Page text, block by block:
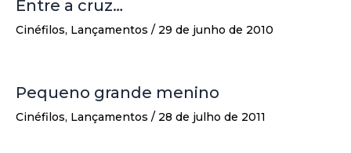
Entre a cruz…
Cinéfilos, Lançamentos / 29 de junho de 2010
Pequeno grande menino
Cinéfilos, Lançamentos / 28 de julho de 2011